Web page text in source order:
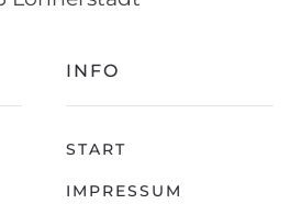
INFO
START
IMPRESSUM